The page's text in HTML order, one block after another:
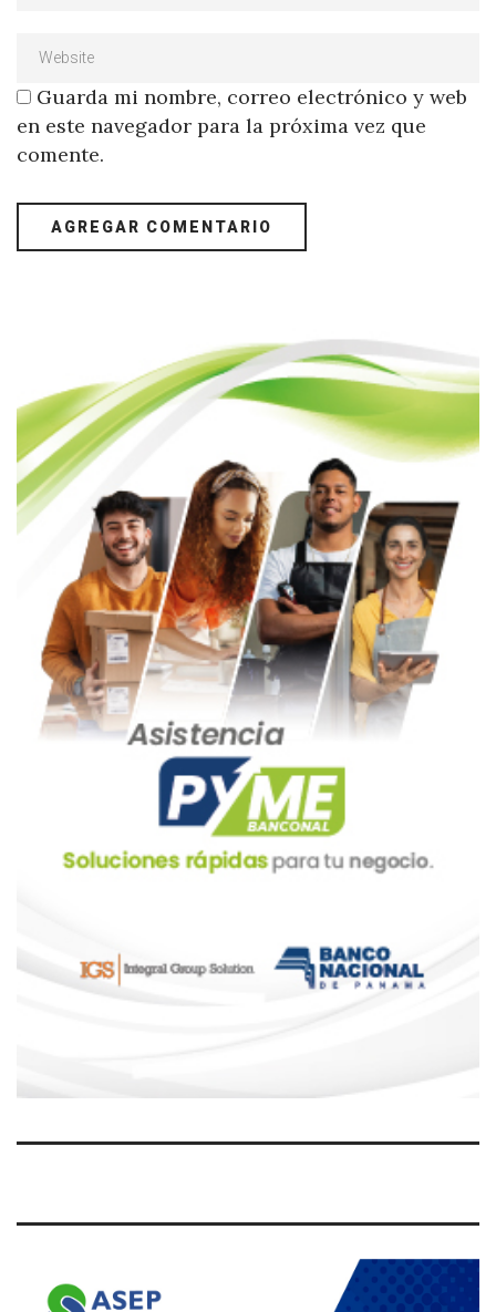
Guarda mi nombre, correo electrónico y web
en este navegador para la próxima vez que
comente.